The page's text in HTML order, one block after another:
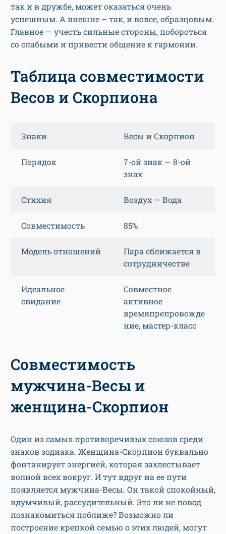
так и в дружбе, может оказаться очень
успешным. А внешне – так, и вовсе, образцовым.
Главное — учесть сильные стороны, побороться
со слабыми и привести общение к гармонии.
Таблица совместимости
Весов и Скорпиона
Знаки Весы и Скорпион
Порядок
7-ой знак — 8-ой
знак
Стихия Воздух — Вода
Совместимость 85%
Модель отношений
Пара сближается в
сотрудничестве
Идеальное
свидание
Совместное
активное
времяпрепровожде
ние, мастер-класс
Совместимость
мужчина-Весы и
женщина-Скорпион
Один из самых противоречивых союзов среди
знаков зодиака. Женщина-Скорпион буквально
фонтанирует энергией, которая захлестывает
волной всех вокруг. И тут вдруг на ее пути
появляется мужчина-Весы. Он такой спокойный,
вдумчивый, рассудительный. Это ли не повод
познакомиться поближе? Возможно ли
построение крепкой семью о этих людей, могут